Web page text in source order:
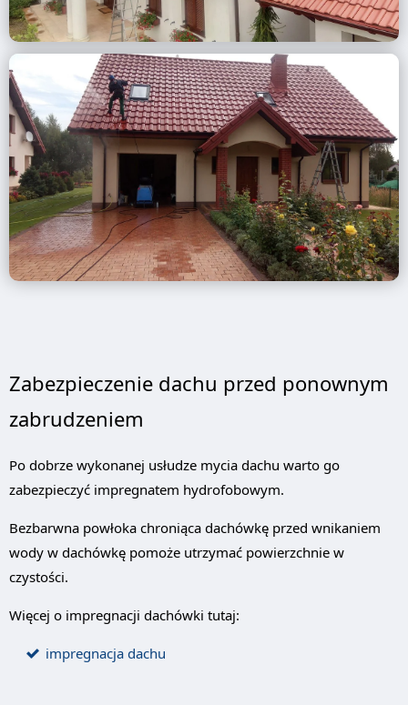
Zabezpieczenie dachu przed ponownym
zabrudzeniem
Po dobrze wykonanej usłudze mycia dachu warto go
zabezpieczyć impregnatem hydrofobowym.
Bezbarwna powłoka chroniąca dachówkę przed wnikaniem
wody w dachówkę pomoże utrzymać powierzchnie w
czystości.
Więcej o impregnacji dachówki tutaj:
impregnacja dachu